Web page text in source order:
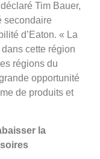
Tim Bauer,
secondaire
d’Eaton. « La
cette région
régions du
opportunité
de produits et
la